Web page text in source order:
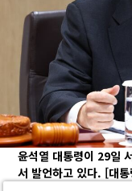
윤석열 대통령이 29일
서 발언하고 있다. [대